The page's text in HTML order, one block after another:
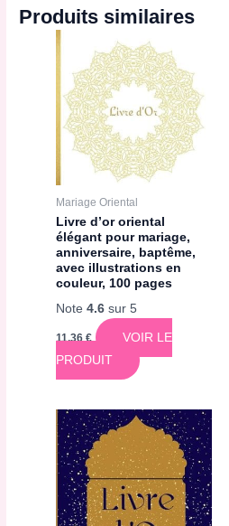
Produits similaires
Mariage Oriental
Livre d’or oriental
élégant pour mariage,
anniversaire, baptême,
avec illustrations en
couleur, 100 pages
Note4.6 sur 5
11,36€
VOIR LE
PRODUIT